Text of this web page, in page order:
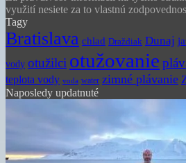
využití nesiete za to vlastnú
Tagy
Bratislava chlad Draždiak Dunaj
vody otužilci otužovanie
teplota vody voda water zimné plávanie
Naposledy updatnuté